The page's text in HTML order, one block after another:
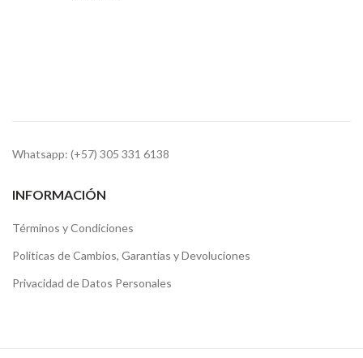
Whatsapp: (+57) 305 331 6138
INFORMACIÓN
Términos y Condiciones
Politicas de Cambios, Garantias y Devoluciones
Privacidad de Datos Personales